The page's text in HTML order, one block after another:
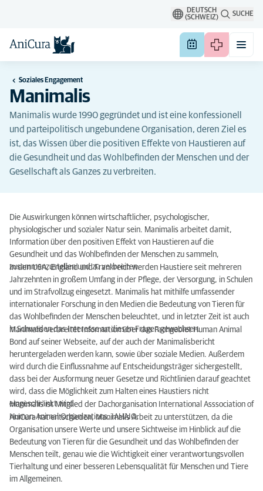
DEUTSCH
(SCHWEIZ)
SUCHE
Soziales Engagement
Manimalis
Manimalis wurde 1990 gegründet und ist eine konfessionell
und parteipolitisch ungebundene Organisation, deren Ziel es
ist, das Wissen über die positiven Effekte von Haustieren auf
die Gesundheit und das Wohlbefinden der Menschen und der
Gesellschaft als Ganzes zu verbreiten.
Die Auswirkungen können wirtschaftlicher, psychologischer,
physiologischer und sozialer Natur sein. Manimalis arbeitet damit,
Information über den positiven Effekt von Haustieren auf die
Gesundheit und das Wohlbefinden der Menschen zu sammeln,
zusammenzustellen und zu verbreiten.
In den USA, England und Frankreich werden Haustiere seit mehreren
Jahrzehnten in großem Umfang in der Pflege, der Versorgung, in Schulen
und im Strafvollzug eingesetzt. Manimalis hat mithilfe umfassender
internationaler Forschung in den Medien die Bedeutung von Tieren für
das Wohlbefinden der Menschen beleuchtet, und in letzter Zeit ist auch
in Schweden das Interesse an diesen Fragen gewachsen.
Manimalis verbreitet Information über das Fachgebiet Human Animal
Bond auf seiner Webseite, auf der auch der Manimalisbericht
heruntergeladen werden kann, sowie über soziale Medien. Außerdem
wird durch die Einflussnahme auf Entscheidungsträger sichergestellt,
dass bei der Ausformung neuer Gesetze und Richtlinien darauf geachtet
wird, dass die Möglichkeit zum Halten eines Haustiers nicht
eingeschränkt wird.
Manimalis ist Mitglied der Dachorganisation International Asssociation of
Human-Animal Organizations, IAHAIO.
AniCura hat entschieden, Manimalis Arbeit zu unterstützen, da die
Organisation unsere Werte und unsere Sichtweise im Hinblick auf die
Bedeutung von Tieren für die Gesundheit und das Wohlbefinden der
Menschen teilt, genau wie die Wichtigkeit einer verantwortungsvollen
Tierhaltung und einer besseren Lebensqualität für Menschen und Tiere
im Allgemeinen.